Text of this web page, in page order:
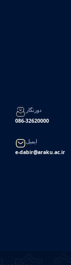
دورنگار
086-32620000
ایمیل
e-dabir@araku.ac.ir